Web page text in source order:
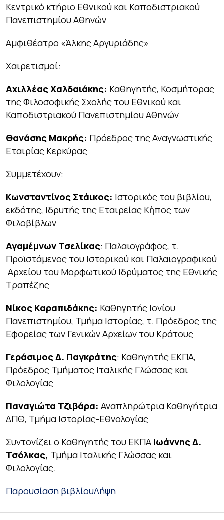
Κεντρικό κτήριο Εθνικού και Καποδιστριακού
Πανεπιστημίου Αθηνών
Αμφιθέατρο «Άλκης Αργυριάδης»
Χαιρετισμοί:
Αχιλλέας Χαλδαιάκης: Καθηγητής, Κοσμήτορας
της Φιλοσοφικής Σχολής του Εθνικού και
Καποδιστριακού Πανεπιστημίου Αθηνών
Θανάσης Μακρής: Πρόεδρος της Αναγνωστικής
Εταιρίας Κερκύρας
Συμμετέχουν:
Κωνσταντίνος Στάικος: Ιστορικός του βιβλίου,
εκδότης, Ιδρυτής της Εταιρείας Κἠπος των
Φιλοβίβλων
Αγαμέμνων Τσελίκας: Παλαιογράφος, τ.
Προϊστάμενος του Ιστορικού και Παλαιογραφικού
Αρχείου του Μορφωτικού Ιδρύματος της Εθνικής
Τραπέζης
Νίκος Καραπιδάκης: Καθηγητής Ιονίου
Πανεπιστημίου, Τμήμα Ιστορίας, τ. Πρόεδρος της
Εφορείας των Γενικών Αρχείων του Κράτους
Γεράσιμος Δ. Παγκράτης: Καθηγητής ΕΚΠΑ,
Πρόεδρος Τμήματος Ιταλικής Γλώσσας και
Φιλολογίας
Παναγιώτα Τζιβάρα: Αναπληρώτρια Καθηγήτρια
ΔΠΘ, Τμήμα Ιστορίας-Εθνολογίας
Συντονίζει ο Καθηγητής του ΕΚΠΑ Ιωάννης Δ.
Τσόλκας, Τμήμα Ιταλικής Γλώσσας και
Φιλολογίας.
Παρουσίαση βιβλίουΛήψη